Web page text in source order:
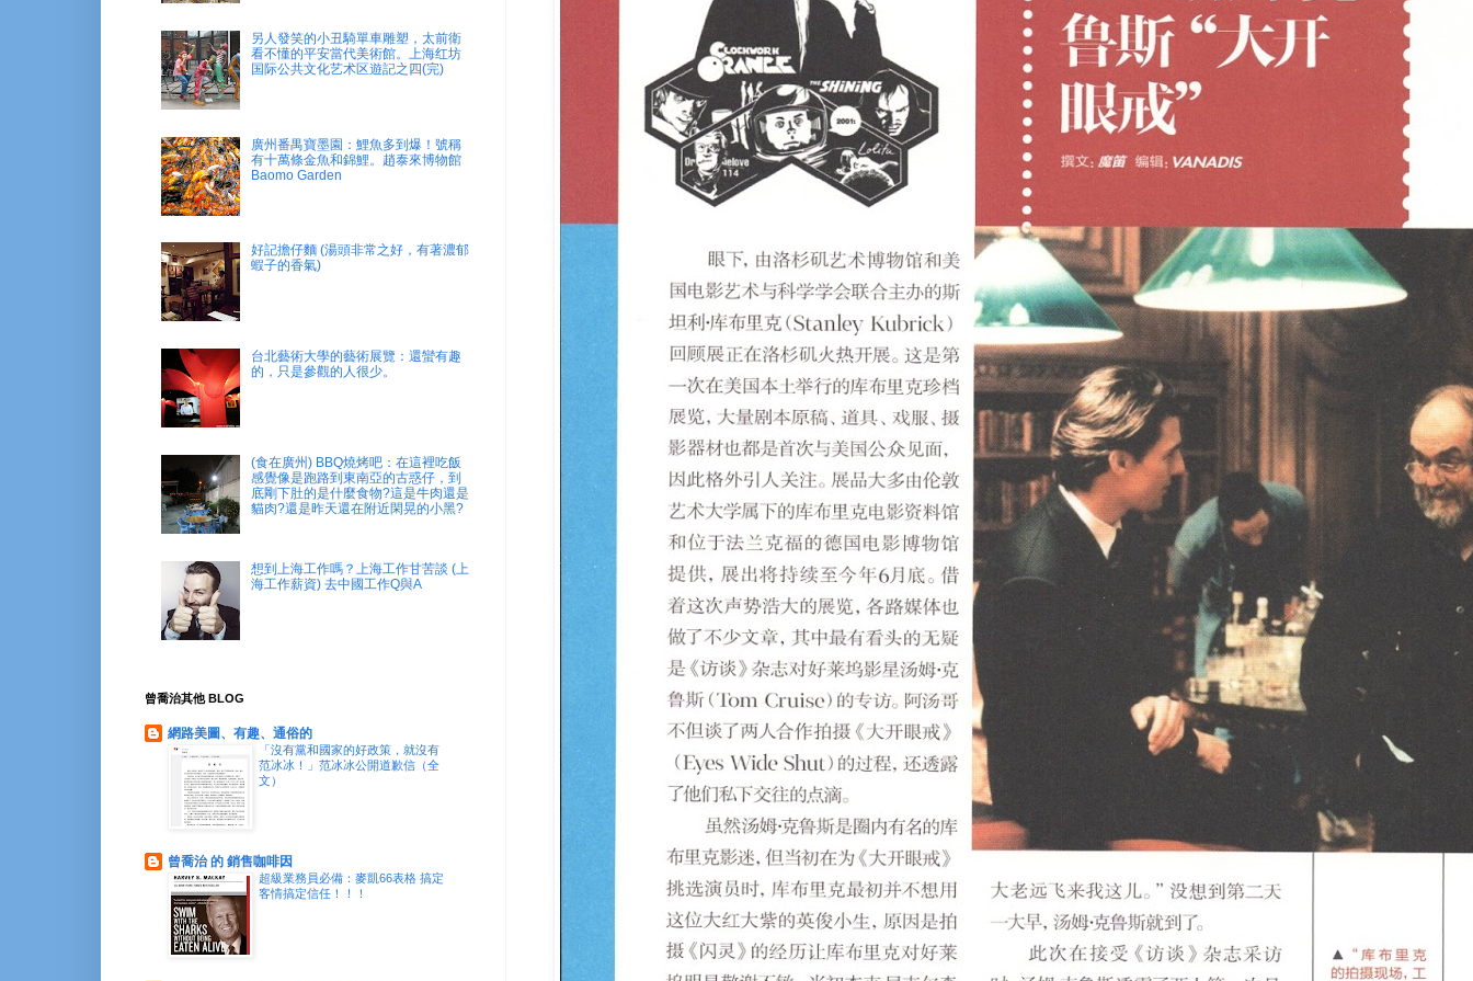
另人發笑的小丑騎單車雕塑，太前衛
看不懂的平安當代美術館。上海红坊
国际公共文化艺术区遊記之四(完)
廣州番禺寶墨園：鯉魚多到爆！號稱
有十萬條金魚和錦鯉。趙泰來博物館
Baomo Garden
好記擔仔麵 (湯頭非常之好，有著濃郁
蝦子的香氣)
台北藝術大學的藝術展覽：還蠻有趣
的，只是參觀的人很少。
(食在廣州) BBQ燒烤吧：在這裡吃飯
感覺像是跑路到東南亞的古惑仔，到
底剛下肚的是什麼食物?這是牛肉還是
貓肉?還是昨天還在附近閑晃的小黑?
想到上海工作嗎？上海工作甘苦談 (上
海工作薪資) 去中國工作Q與A
曾喬治其他 BLOG
網路美圖、有趣、通俗的
「沒有黨和國家的好政策，就沒有
范冰冰！」范冰冰公開道歉信（全
文）
曾喬治 的 銷售咖啡因
超級業務員必備：麥凱66表格 搞定
客情搞定信任！！！